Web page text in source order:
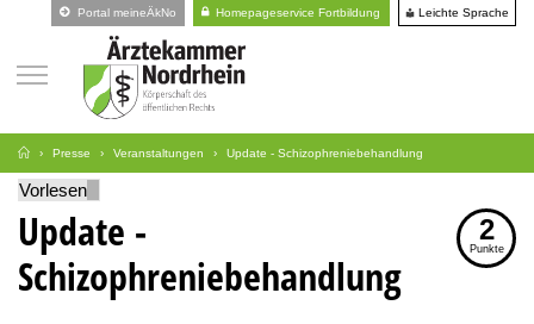
Portal meineÄkNo Homepageservice Fortbildung Leichte Sprache
Presse Veranstaltungen Update - Schizophreniebehandlung
Vorlesen
Update -
Schizophreniebehandlung
2
Punkte